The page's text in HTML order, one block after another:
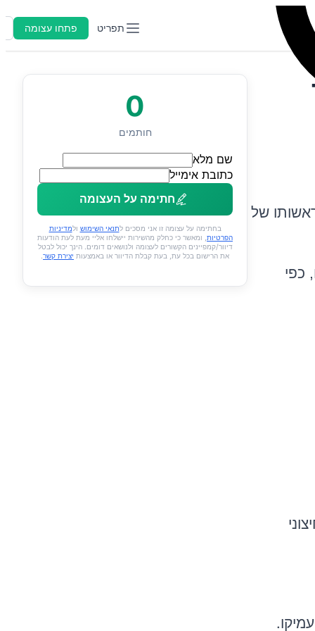
פתחו עצומה תפריט
של
כפי
.
0
חותמים
שם מלא
כתובת אימייל
חתימה על העצומה
בחתימה על עצומה זו אני מסכים לתנאי השימוש ולמדיניות
הפרטיות, ומאשר כי כחלק מהשירות יישלחו אליי מעת לעת הודעות
דיוור/קמפיינים הקשורים לעצומה ולנושאים דומים. הינך יכול לבטל
את הרישום בכל עת, בעת קבלת הדיוור או באמצעות יצירת קשר.